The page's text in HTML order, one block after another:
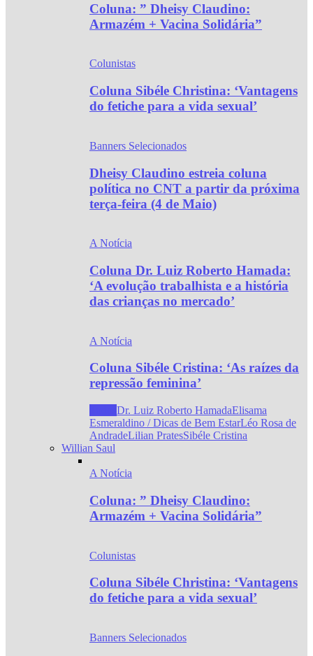
Coluna: ” Dheisy Claudino:
Armazém + Vacina Solidária”
Colunistas
Coluna Sibéle Christina: ‘Vantagens
do fetiche para a vida sexual’
Banners Selecionados
Dheisy Claudino estreia coluna
política no CNT a partir da próxima
terça-feira (4 de Maio)
A Notícia
Coluna Dr. Luiz Roberto Hamada:
‘A evolução trabalhista e a história
das crianças no mercado’
A Notícia
Coluna Sibéle Cristina: ‘As raízes da
repressão feminina’
Dr. Luiz Roberto HamadaElisama
Esmeraldino / Dicas de Bem EstarLéo Rosa de
AndradeLilian PratesSibéle Cristina
Willian Saul
A Notícia
Coluna: ” Dheisy Claudino:
Armazém + Vacina Solidária”
Colunistas
Coluna Sibéle Christina: ‘Vantagens
do fetiche para a vida sexual’
Banners Selecionados